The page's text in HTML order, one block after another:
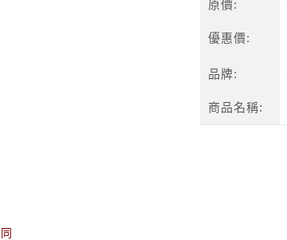
原價:
優惠價:
品牌:
商品名稱: